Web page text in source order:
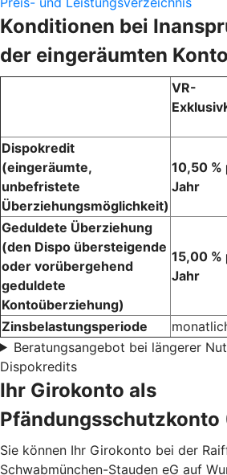
Konditionen bei
der eingeräumten
VR-
Dispokredit
(eingeräumte,
unbefristete
Überziehungsmöglichkeit)
10,50 %
Jahr
Geduldete Überziehung
(den Dispo übersteigende
oder vorübergehend
geduldete
Kontoüberziehung)
15,00 %
Jahr
Zinsbelastungsperiode
Beratungsangebot bei längerer
Dispokredits
Ihr Girokonto als
Pfändungsschutzkonto
Sie können Ihr Girokonto bei der
Schwabmünchen-Stauden eG auf